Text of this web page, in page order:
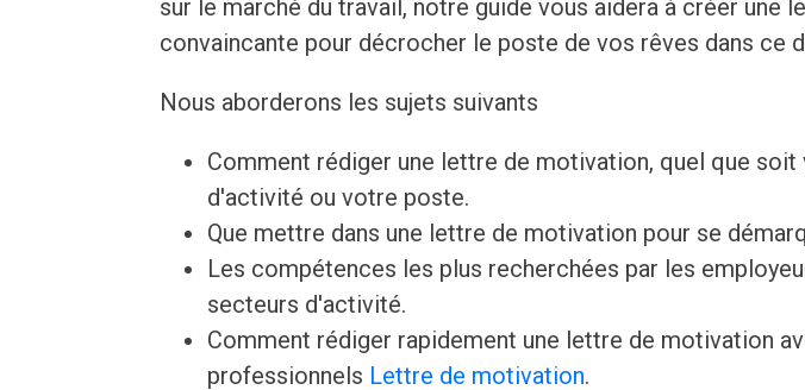
sur le marché du travail, notre guide vous aidera à créer une
convaincante pour décrocher le poste de vos rêves dans ce
Nous aborderons les sujets suivants
Comment rédiger une lettre de motivation, quel que
d'activité ou votre poste.
Que mettre dans une lettre de motivation pour se
Les compétences les plus recherchées par les
secteurs d'activité.
Comment rédiger rapidement une lettre de motivation
professionnels Lettre de motivation.